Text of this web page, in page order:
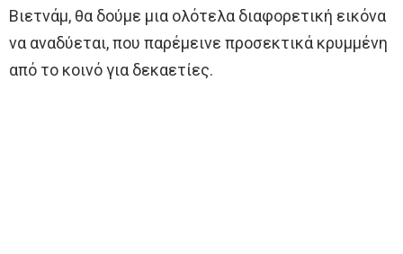
Βιετνάμ, θα δούμε μια ολότελα διαφορετική εικόνα
να αναδύεται, που παρέμεινε προσεκτικά κρυμμένη
από το κοινό για δεκαετίες.